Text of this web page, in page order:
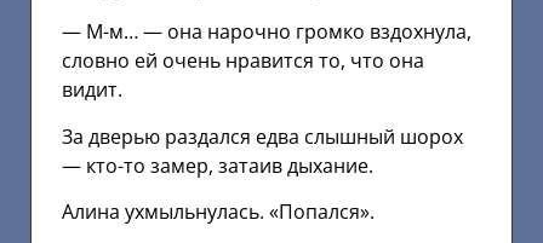
— М-м… — она нарочно громко вздохнула,
словно ей очень нравится то, что она
видит.
За дверью раздался едва слышный шорох
— кто-то замер, затаив дыхание.
Алина ухмыльнулась. «Попался».